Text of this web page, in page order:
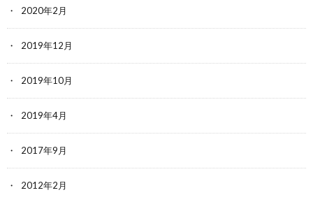
2020年2月
2019年12月
2019年10月
2019年4月
2017年9月
2012年2月